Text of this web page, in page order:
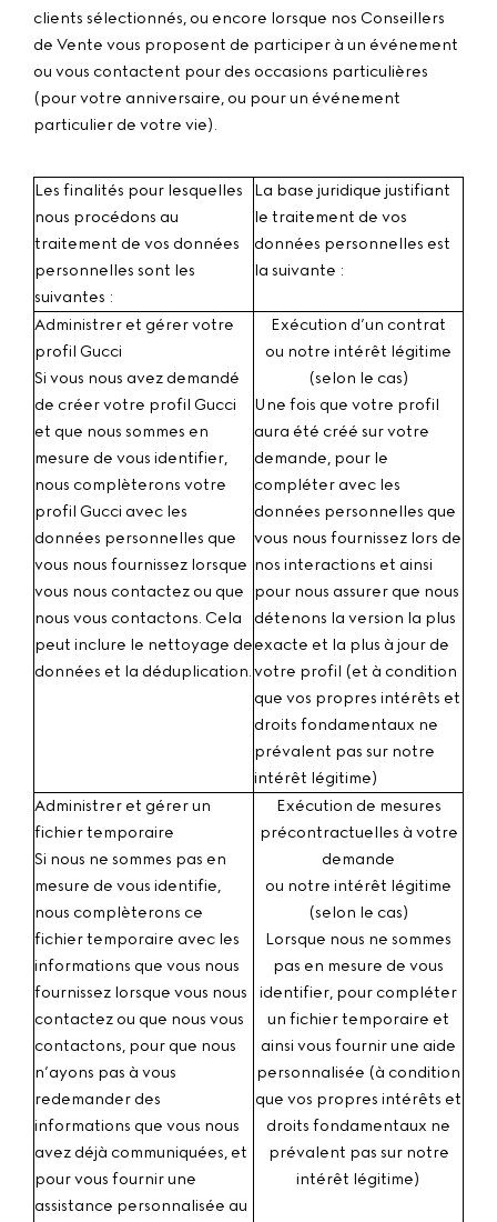
clients sélectionnés, ou encore lorsque nos Conseillers
de Vente vous proposent de participer à un événement
ou vous contactent pour des occasions particulières
(pour votre anniversaire, ou pour un événement
particulier de votre vie).
Les finalités pour lesquelles
nous procédons au
traitement de vos données
personnelles sont les
suivantes :
La base juridique justifiant
le traitement de vos
données personnelles est
la suivante :
Administrer et gérer votre
profil Gucci
Si vous nous avez demandé
de créer votre profil Gucci
et que nous sommes en
mesure de vous identifier,
nous complèterons votre
profil Gucci avec les
données personnelles que
vous nous fournissez lorsque
vous nous contactez ou que
nous vous contactons. Cela
peut inclure le nettoyage de
données et la déduplication.
Exécution d’un contrat
ou notre intérêt légitime
(selon le cas)
Une fois que votre profil
aura été créé sur votre
demande, pour le
compléter avec les
données personnelles que
vous nous fournissez lors de
nos interactions et ainsi
pour nous assurer que nous
détenons la version la plus
exacte et la plus à jour de
votre profil (et à condition
que vos propres intérêts et
droits fondamentaux ne
prévalent pas sur notre
intérêt légitime)
Administrer et gérer un
fichier temporaire
Si nous ne sommes pas en
mesure de vous identifie,
nous complèterons ce
fichier temporaire avec les
informations que vous nous
fournissez lorsque vous nous
contactez ou que nous vous
contactons, pour que nous
n’ayons pas à vous
redemander des
informations que vous nous
avez déjà communiquées, et
pour vous fournir une
assistance personnalisée au
Exécution de mesures
précontractuelles à votre
demande
ou notre intérêt légitime
(selon le cas)
Lorsque nous ne sommes
pas en mesure de vous
identifier, pour compléter
un fichier temporaire et
ainsi vous fournir une aide
personnalisée (à condition
que vos propres intérêts et
droits fondamentaux ne
prévalent pas sur notre
intérêt légitime)